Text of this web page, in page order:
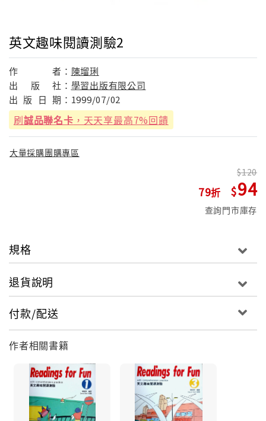
英文趣味閱讀測驗2
作 者： 陳塯琍
出
版 社： 學習出版有限公司
出 版 日 期： 1999/07/02
刷誠品聯名卡 ，天天享最高7%回饋
大量採購團購專區
79
120
94
查詢門市庫存
規格
退貨說明
付款/配送
作者相關書籍